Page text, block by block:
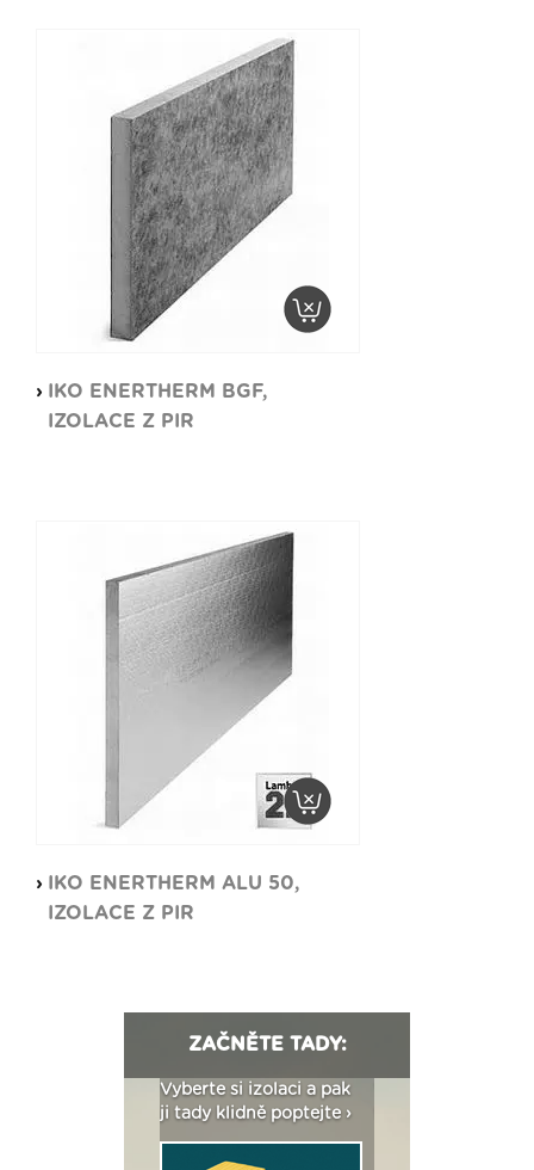
IKO ENERTHERM BGF,
IZOLACE Z PIR
IKO ENERTHERM ALU 50,
IZOLACE Z PIR
ZAČNĚTE TADY:
Vyberte si izolaci a pak
ji tady klidně poptejte ›